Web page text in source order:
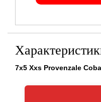
7x5 Xxs Provenzale